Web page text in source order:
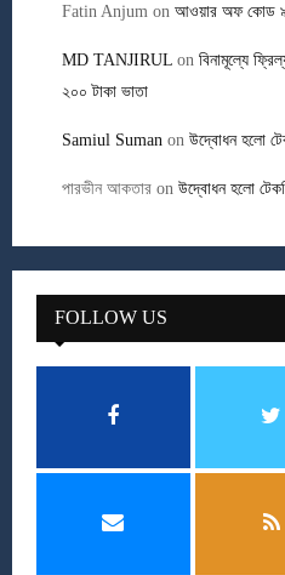
Fatin Anjum on আওয়ার অফ কোড ৯
MD TANJIRUL on বিনামূল্যে
২০০ টাকা ভাতা
Samiul Suman on উদ্বোধন হলো
পারভীন আকতার on উদ্বোধন হলো
FOLLOW US